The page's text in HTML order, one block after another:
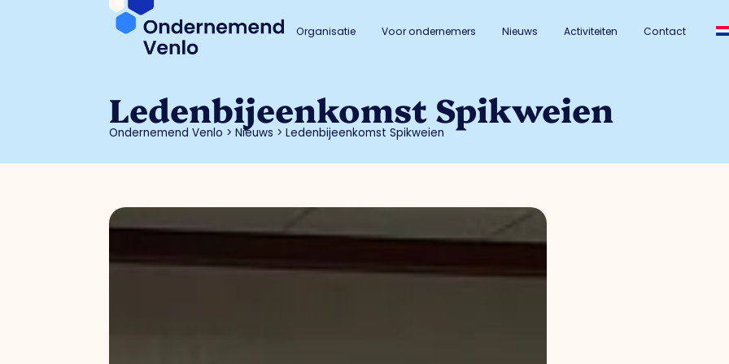
Organisatie Voor ondernemers Nieuws Activiteiten Contact
Ledenbijeenkomst Spikweien
Ondernemend Venlo >Nieuws >Ledenbijeenkomst Spikweien